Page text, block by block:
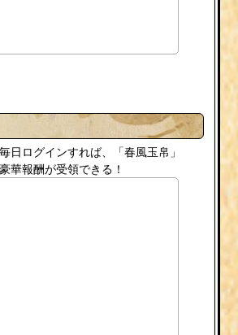
日ログインすれば、「春風玉帛」
華報酬が受領できる！